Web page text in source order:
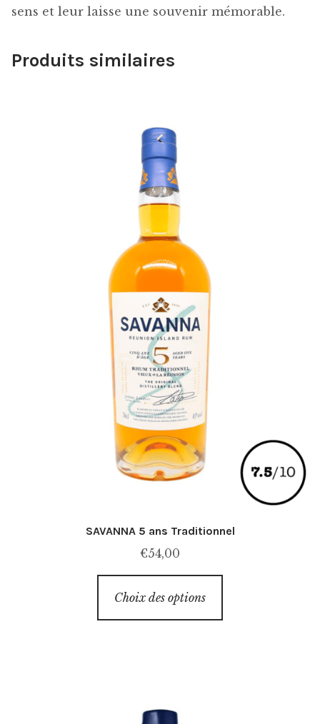
sens et leur laisse une souvenir mémorable.
Produits similaires
SAVANNA 5 ans Traditionnel
€54,00
Choix des options
a